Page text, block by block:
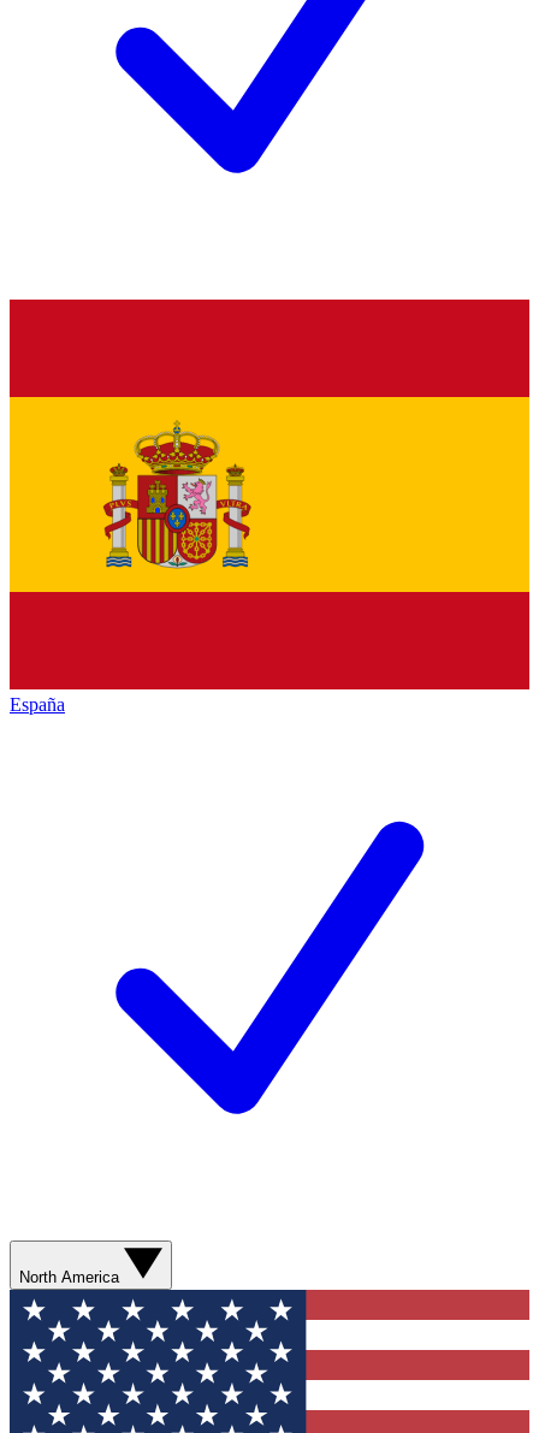
España
North America